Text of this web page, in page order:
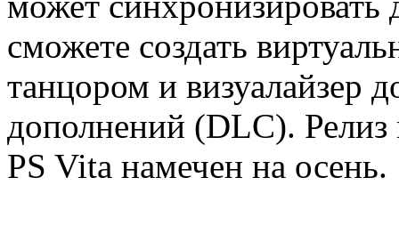
сможете создать
танцором и визуалайзер
дополнений (DLC).
PS Vita намечен на осень.